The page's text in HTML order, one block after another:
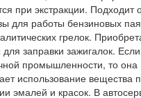
при экстракции. Подходит
для работы бензиновых
грелок.
для заправки зажигалок.
промышленности, то она
использование вещества
эмалей и красок. В